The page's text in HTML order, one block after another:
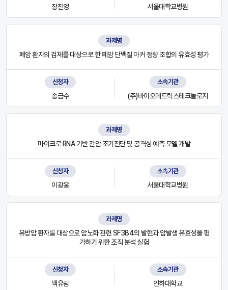
장진영 서울대학교병원
과제명
폐암 환자의 검체를 대상으로 한 폐암 단백질 마커 정량 조합의 유효성 평가
신청자
송금수
소속기관
(주)바이오메트릭스테크놀로지
과제명
마이크로 RNA 기반 간암 조기진단 및 공격성 예측 모델 개발
신청자
이광웅
소속기관
서울대학교병원
과제명
유방암 환자를 대상으로 암노화 관련 SF3B4의 발현과 암발생 유효성을 평
가하기 위한 조직 분석 실험
신청자
백유림
소속기관
인하대학교